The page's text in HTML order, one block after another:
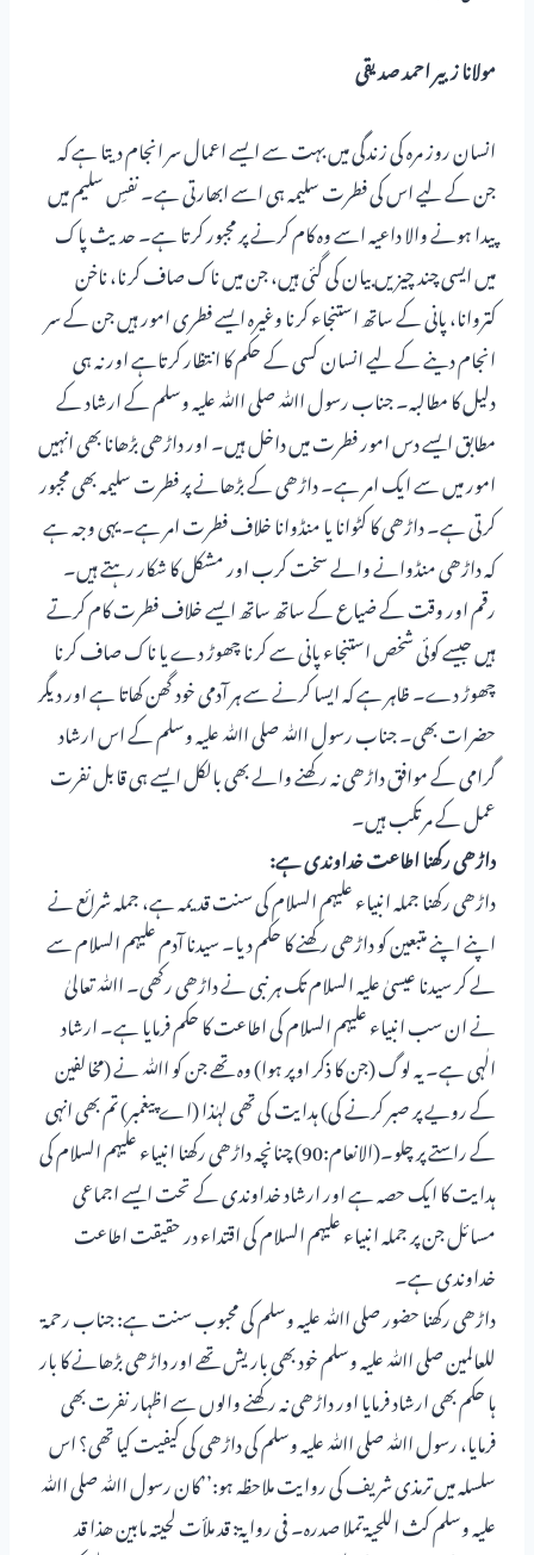
مولانا زبیر احمد صدیقی
انسان روز مرہ کی زندگی میں بہت سے ایسے اعمال سر انجام دیتا ہے کہ
جن کے لیے اس کی فطرت سلیمہ ہی اسے ابھارتی ہے۔ نفسِ سلیم میں
پیدا ہونے والا داعیہ اسے وہ کام کرنے پر مجبور کرتا ہے۔ حدیث پاک
میں ایسی چند چیزیں بیان کی گئی ہیں، جن میں ناک صاف کرنا، ناخن
کتروانا، پانی کے ساتھ استنجاء کرنا وغیرہ ایسے فطری امور ہیں جن کے سر
انجام دینے کے لیے انسان کسی کے حکم کا انتظار کرتاہے اور نہ ہی
دلیل کا مطالبہ۔ جناب رسول اﷲ صلی اﷲ علیہ وسلم کے ارشاد کے
مطابق ایسے دس امور فطرت میں داخل ہیں۔ اور داڑھی بڑھانا بھی انہیں
امور میں سے ایک امر ہے۔ داڑھی کے بڑھانے پر فطرت سلیمہ بھی مجبور
کرتی ہے۔ داڑھی کا کٹوانا یا منڈوانا خلاف فطرت امر ہے۔ یہی وجہ ہے
کہ داڑھی منڈوانے والے سخت کرب اور مشکل کا شکار رہتے ہیں۔
رقم اور وقت کے ضیاع کے ساتھ ساتھ ایسے خلاف فطرت کام کرتے
ہیں جیسے کوئی شخص استنجاء پانی سے کرنا چھوڑ دے یا ناک صاف کرنا
چھوڑ دے۔ ظاہر ہے کہ ایسا کرنے سے ہر آدمی خود گھن کھاتا ہے اور دیگر
حضرات بھی۔ جناب رسول اﷲ صلی اﷲ علیہ وسلم کے اس ارشاد
گرامی کے موافق داڑھی نہ رکھنے والے بھی بالکل ایسے ہی قابل نفرت
عمل کے مرتکب ہیں۔
داڑھی رکھنا اطاعت خداوندی ہے:
داڑھی رکھنا جملہ انبیاء علیہم السلام کی سنت قدیمہ ہے، جملہ شرائع نے
اپنے اپنے متبعین کو داڑھی رکھنے کا حکم دیا۔ سیدنا آدم علیہم السلام سے
لے کر سیدنا عیسیٰ علیہ السلام تک ہر نبی نے داڑھی رکھی۔ اﷲ تعالیٰ
نے ان سب انبیاء علیہم السلام کی اطاعت کا حکم فرمایا ہے۔ ارشاد
الٰہی ہے۔ یہ لوگ (جن کا ذکر اوپر ہوا) وہ تھے جن کو اﷲ نے (مخالفین
کے رویے پر صبر کرنے کی) ہدایت کی تھی لہٰذا (اے پیغمبر) تم بھی انہی
کے راستے پر چلو۔(الانعام:90) چنانچہ داڑھی رکھنا انبیاء علیہم السلام کی
ہدایت کا ایک حصہ ہے اور ارشاد خداوندی کے تحت ایسے اجماعی
مسائل جن پر جملہ انبیاء علیہم السلام کی اقتداء در حقیقت اطاعت
خداوندی ہے۔
داڑھی رکھنا حضور صلی اﷲ علیہ وسلم کی محبوب سنت ہے: جناب رحمۃ
للعالمین صلی اﷲ علیہ وسلم خود بھی باریش تھے اور داڑھی بڑھانے کا بار
ہا حکم بھی ارشاد فرمایا اور داڑھی نہ رکھنے والوں سے اظہار نفرت بھی
فرمایا، رسول اﷲ صلی اﷲ علیہ وسلم کی داڑھی کی کیفیت کیا تھی؟ اس
سلسلہ میں ترمذی شریف کی روایت ملاحظہ ہو:’’کان رسول اﷲ صلی اﷲ
علیہ وسلم کث اللحیۃ تملا صدرہ۔ فی روایۃ: قد ملأت لحیتہ مابین ھذا قد